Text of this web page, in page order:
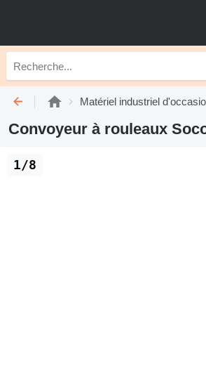
Matériel industriel
Convoyeur à rouleaux
1/8